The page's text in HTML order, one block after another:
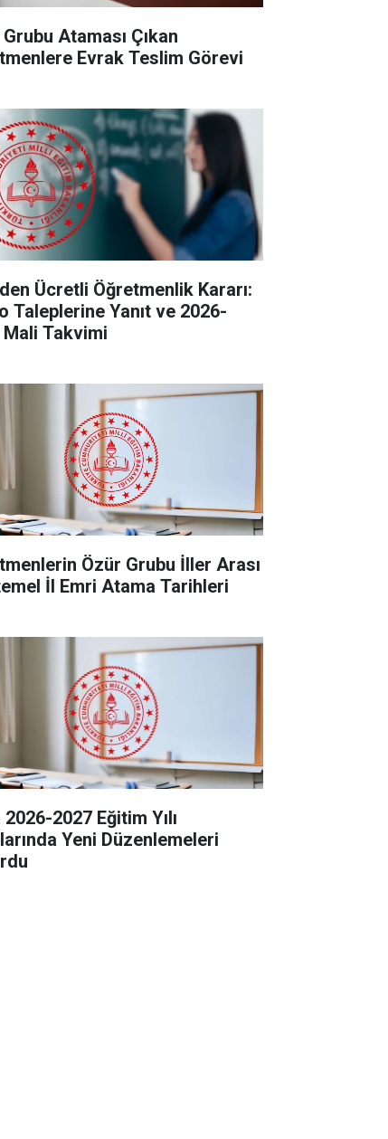
Ataması Çıkan
Evrak Teslim Görevi
Ücretli Öğretmenlik Kararı:
Taleplerine Yanıt ve 2026-
Mali Takvimi
Özür Grubu İller Arası
İl Emri Atama Tarihleri
2026-2027 Eğitim Yılı
Yeni Düzenlemeleri